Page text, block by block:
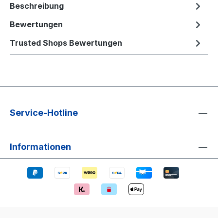
Beschreibung
Bewertungen
Trusted Shops Bewertungen
Service-Hotline
Informationen